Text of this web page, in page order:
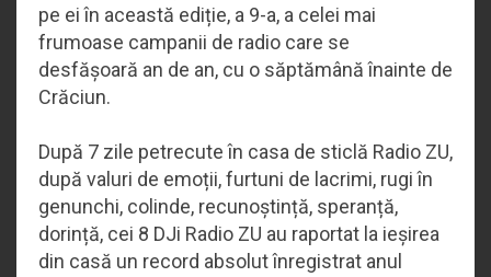
pe ei în această ediție, a 9-a, a celei mai
frumoase campanii de radio care se
desfășoară an de an, cu o săptămână înainte de
Crăciun.
După 7 zile petrecute în casa de sticlă Radio ZU,
după valuri de emoții, furtuni de lacrimi, rugi în
genunchi, colinde, recunoștință, speranță,
dorință, cei 8 DJi Radio ZU au raportat la ieșirea
din casă un record absolut înregistrat anul